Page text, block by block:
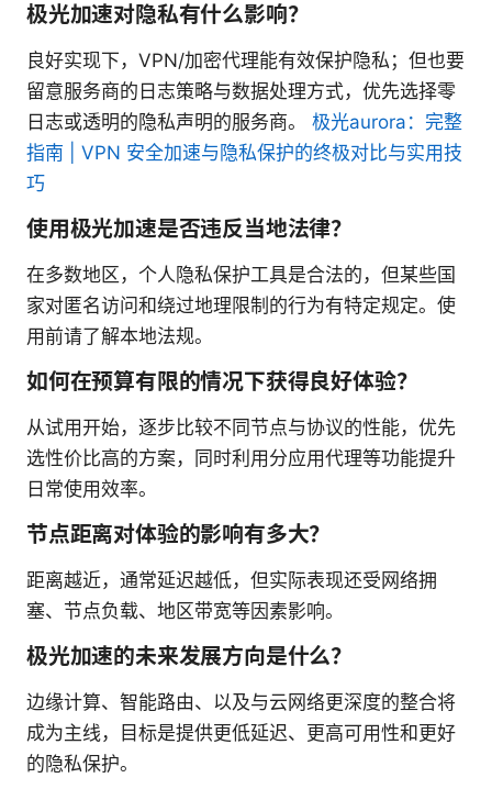
极光加速对隐私有什么影响？
良好实现下，VPN/加密代理能有效保护隐私；但也要
留意服务商的日志策略与数据处理方式，优先选择零
日志或透明的隐私声明的服务商。 极光aurora：完整
指南 | VPN 安全加速与隐私保护的终极对比与实用技
巧
使用极光加速是否违反当地法律？
在多数地区，个人隐私保护工具是合法的，但某些国
家对匿名访问和绕过地理限制的行为有特定规定。使
用前请了解本地法规。
如何在预算有限的情况下获得良好体验？
从试用开始，逐步比较不同节点与协议的性能，优先
选性价比高的方案，同时利用分应用代理等功能提升
日常使用效率。
节点距离对体验的影响有多大？
距离越近，通常延迟越低，但实际表现还受网络拥
塞、节点负载、地区带宽等因素影响。
极光加速的未来发展方向是什么？
边缘计算、智能路由、以及与云网络更深度的整合将
成为主线，目标是提供更低延迟、更高可用性和更好
的隐私保护。